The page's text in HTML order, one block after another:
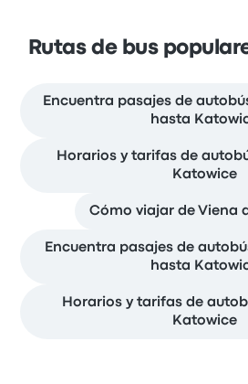
Rutas de bus
Encuentra pasajes de
hasta
Horarios y tarifas de
Katowice
Cómo viajar de Viena
Encuentra pasajes de
hasta
Horarios y tarifas de
Katowice